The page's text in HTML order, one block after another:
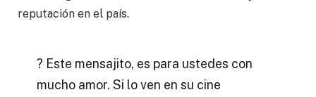
reputación en el país.
? Este mensajito, es para ustedes con
mucho amor. Si lo ven en su cine